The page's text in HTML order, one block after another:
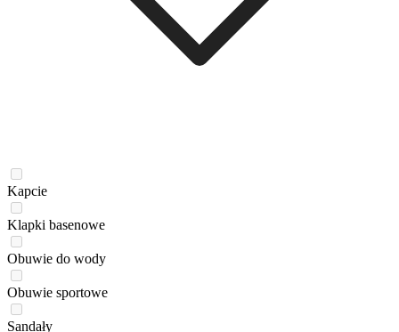
Kapcie
Klapki basenowe
Obuwie do wody
Obuwie sportowe
Sandały